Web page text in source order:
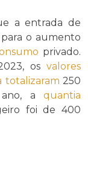
a entrada de
para o aumento
privado.
os valores
totalizaram 250
ano, a quantia
foi de 400